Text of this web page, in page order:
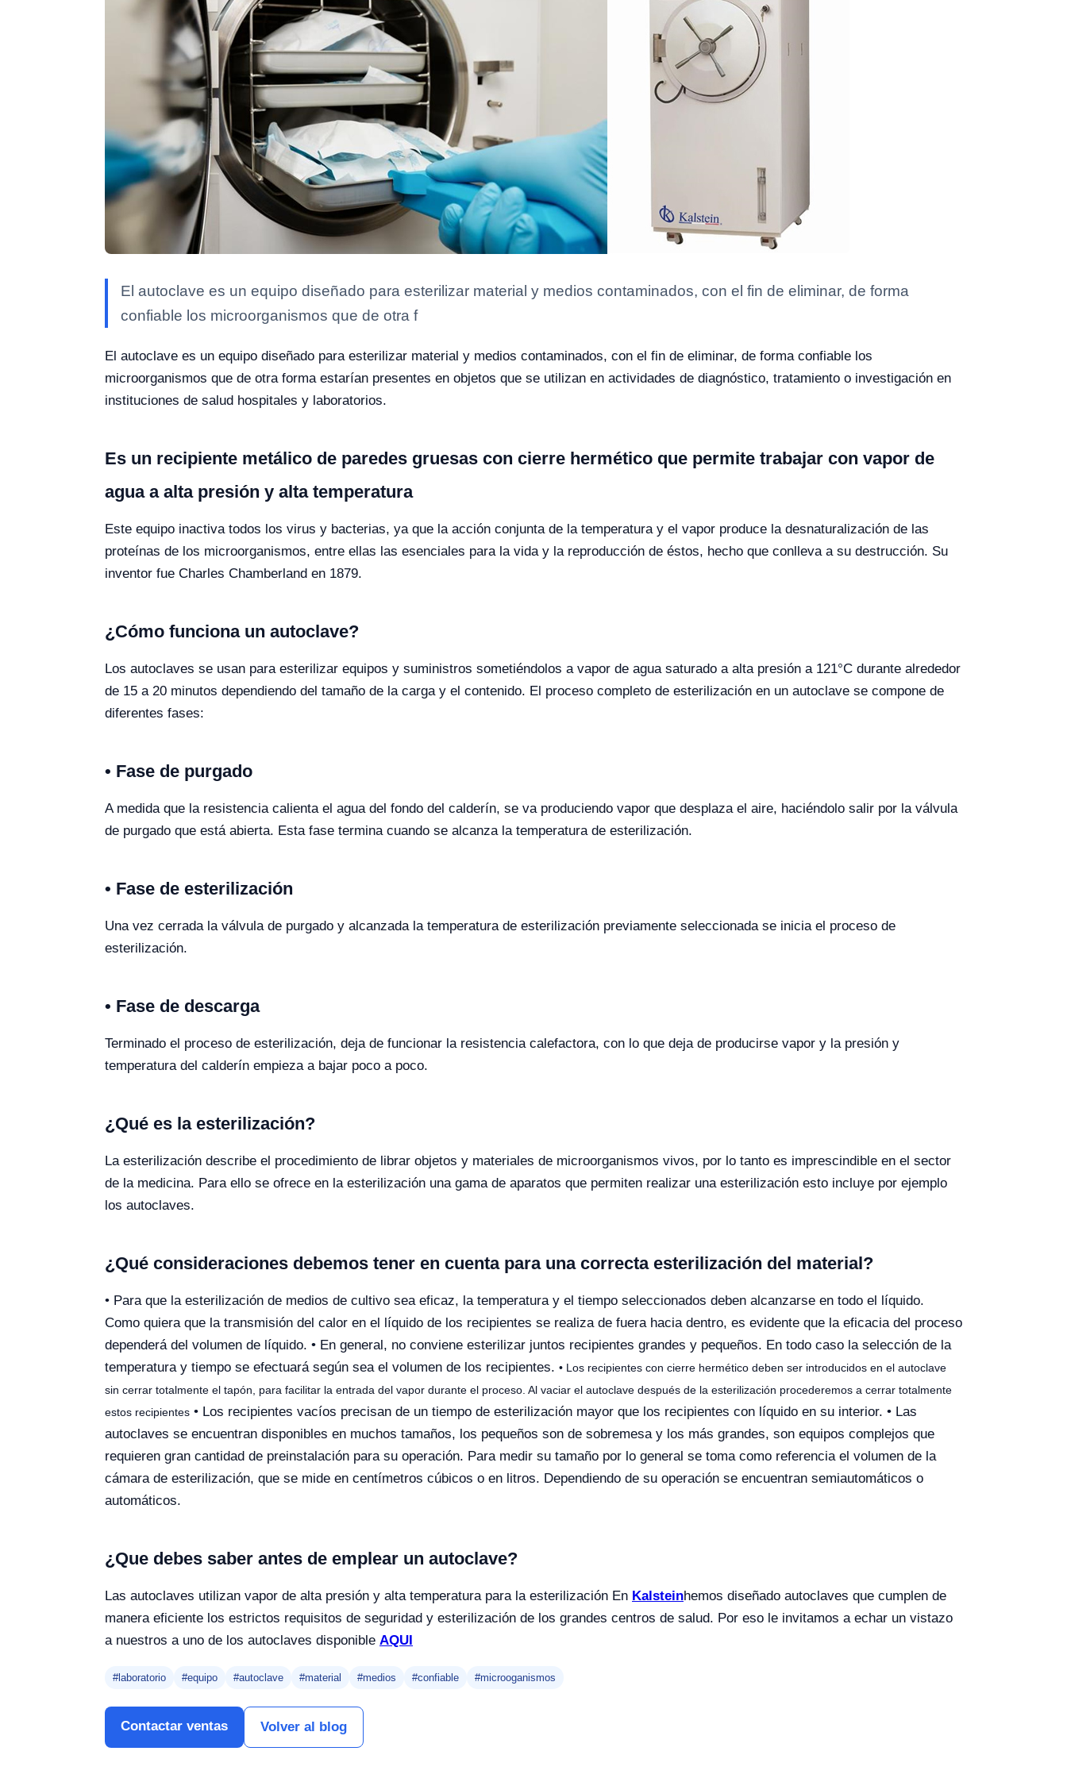
El autoclave es un equipo diseñado para esterilizar material y medios contaminados, con el fin de eliminar, de forma
confiable los microorganismos que de otra f
El autoclave es un equipo diseñado para esterilizar material y medios contaminados, con el fin de eliminar, de forma confiable los
microorganismos que de otra forma estarían presentes en objetos que se utilizan en actividades de diagnóstico, tratamiento o investigación en
instituciones de salud hospitales y laboratorios.
Es un recipiente metálico de paredes gruesas con cierre hermético que permite trabajar con vapor de
agua a alta presión y alta temperatura
Este equipo inactiva todos los virus y bacterias, ya que la acción conjunta de la temperatura y el vapor produce la desnaturalización de las
proteínas de los microorganismos, entre ellas las esenciales para la vida y la reproducción de éstos, hecho que conlleva a su destrucción. Su
inventor fue Charles Chamberland en 1879.
¿Cómo funciona un autoclave?
Los autoclaves se usan para esterilizar equipos y suministros sometiéndolos a vapor de agua saturado a alta presión a 121°C durante alrededor
de 15 a 20 minutos dependiendo del tamaño de la carga y el contenido. El proceso completo de esterilización en un autoclave se compone de
diferentes fases:
• Fase de purgado
A medida que la resistencia calienta el agua del fondo del calderín, se va produciendo vapor que desplaza el aire, haciéndolo salir por la válvula
de purgado que está abierta. Esta fase termina cuando se alcanza la temperatura de esterilización.
• Fase de esterilización
Una vez cerrada la válvula de purgado y alcanzada la temperatura de esterilización previamente seleccionada se inicia el proceso de
esterilización.
• Fase de descarga
Terminado el proceso de esterilización, deja de funcionar la resistencia calefactora, con lo que deja de producirse vapor y la presión y
temperatura del calderín empieza a bajar poco a poco.
¿Qué es la esterilización?
La esterilización describe el procedimiento de librar objetos y materiales de microorganismos vivos, por lo tanto es imprescindible en el sector
de la medicina. Para ello se ofrece en la esterilización una gama de aparatos que permiten realizar una esterilización esto incluye por ejemplo
los autoclaves.
¿Qué consideraciones debemos tener en cuenta para una correcta esterilización del material?
• Para que la esterilización de medios de cultivo sea eficaz, la temperatura y el tiempo seleccionados deben alcanzarse en todo el líquido.
Como quiera que la transmisión del calor en el líquido de los recipientes se realiza de fuera hacia dentro, es evidente que la eficacia del proceso
dependerá del volumen de líquido. • En general, no conviene esterilizar juntos recipientes grandes y pequeños. En todo caso la selección de la
temperatura y tiempo se efectuará según sea el volumen de los recipientes. • Los recipientes con cierre hermético deben ser introducidos en el autoclave
sin cerrar totalmente el tapón, para facilitar la entrada del vapor durante el proceso. Al vaciar el autoclave después de la esterilización procederemos a cerrar totalmente
estos recipientes • Los recipientes vacíos precisan de un tiempo de esterilización mayor que los recipientes con líquido en su interior. • Las
autoclaves se encuentran disponibles en muchos tamaños, los pequeños son de sobremesa y los más grandes, son equipos complejos que
requieren gran cantidad de preinstalación para su operación. Para medir su tamaño por lo general se toma como referencia el volumen de la
cámara de esterilización, que se mide en centímetros cúbicos o en litros. Dependiendo de su operación se encuentran semiautomáticos o
automáticos.
¿Que debes saber antes de emplear un autoclave?
Las autoclaves utilizan vapor de alta presión y alta temperatura para la esterilización En Kalsteinhemos diseñado autoclaves que cumplen de
manera eficiente los estrictos requisitos de seguridad y esterilización de los grandes centros de salud. Por eso le invitamos a echar un vistazo
a nuestros a uno de los autoclaves disponible AQUI
#laboratorio #equipo #autoclave #material #medios #confiable #microoganismos
Contactar ventas Volver al blog